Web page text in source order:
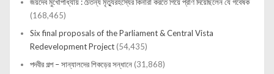
(168,465)
Six final proposals of the Parliament & Central Vista
Redevelopment Project (54,435)
পদবীর গল্প – সান্যালদের শিকড়ের সন্ধানে (31,868)